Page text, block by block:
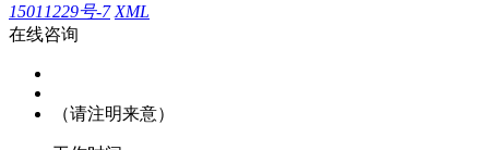
15011229号-7 XML
在线咨询
（请注明来意）